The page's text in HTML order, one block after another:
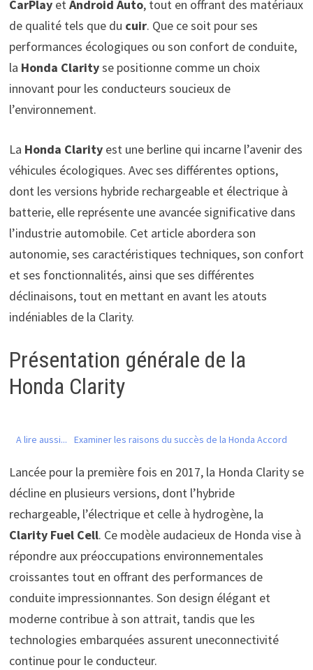
CarPlayet Android Auto, tout en offrant des matériaux
de qualité tels que du cuir. Que ce soit pour ses
performances écologiques ou son confort de conduite,
la Honda Clarityse positionne comme un choix
innovant pour les conducteurs soucieux de
l’environnement.
La Honda Clarityest une berline qui incarne l’avenir des
véhicules écologiques. Avec ses différentes options,
dont les versions hybride rechargeable et électrique à
batterie, elle représente une avancée significative dans
l’industrie automobile. Cet article abordera son
autonomie, ses caractéristiques techniques, son confort
et ses fonctionnalités, ainsi que ses différentes
déclinaisons, tout en mettant en avant les atouts
indéniables de la Clarity.
Présentation générale de la
Honda Clarity
A lire aussi... Examiner les raisons du succès de la Honda Accord
Lancée pour la première fois en 2017, la Honda Clarity se
décline en plusieurs versions, dont l’hybride
rechargeable, l’électrique et celle à hydrogène, la
Clarity Fuel Cell. Ce modèle audacieux de Honda vise à
répondre aux préoccupations environnementales
croissantes tout en offrant des performances de
conduite impressionnantes. Son design élégant et
moderne contribue à son attrait, tandis que les
technologies embarquées assurent uneconnectivité
continue pour le conducteur.